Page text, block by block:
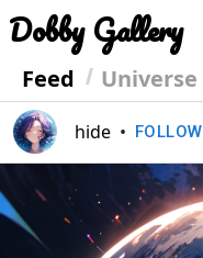
Dobby Gallery
Feed Universe
hide • FOLLOW